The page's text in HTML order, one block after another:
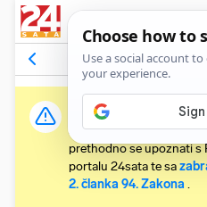
Komentari28
Važna obavijest:
Svaki korisnik koji želi
prethodno se upoznati s
portalu 24sata te sa
2. članka 94. Zakona .